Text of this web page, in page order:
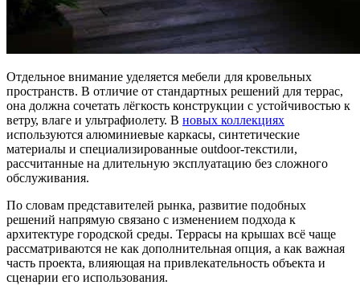
Отдельное внимание уделяется мебели для кровельных
пространств. В отличие от стандартных решений для террас,
она должна сочетать лёгкость конструкции с устойчивостью к
ветру, влаге и ультрафиолету. В новых коллекциях
используются алюминиевые каркасы, синтетические
материалы и специализированные outdoor-текстили,
рассчитанные на длительную эксплуатацию без сложного
обслуживания.
По словам представителей рынка, развитие подобных
решений напрямую связано с изменением подхода к
архитектуре городской среды. Террасы на крышах всё чаще
рассматриваются не как дополнительная опция, а как важная
часть проекта, влияющая на привлекательность объекта и
сценарии его использования.